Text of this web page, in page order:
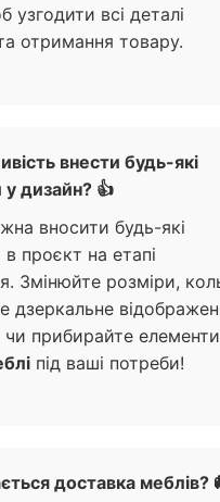
узгодити всі деталі
отримання товару.
внести будь-які
дизайн? 👍
вносити будь-які
проєкт на етапі
Змінюйте розміри,
дзеркальне
чи прибирайте
під ваші потреби!
доставка меблів?